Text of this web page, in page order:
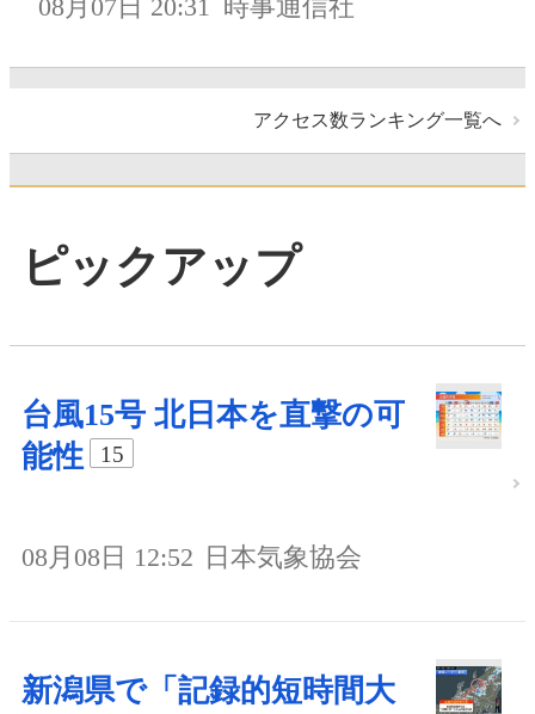
08月07日 20:31 時事通信社
アクセス数ランキング一覧へ
ピックアップ
台風15号 北日本を直撃の可
能性
15
08月08日 12:52 日本気象協会
新潟県で「記録的短時間大